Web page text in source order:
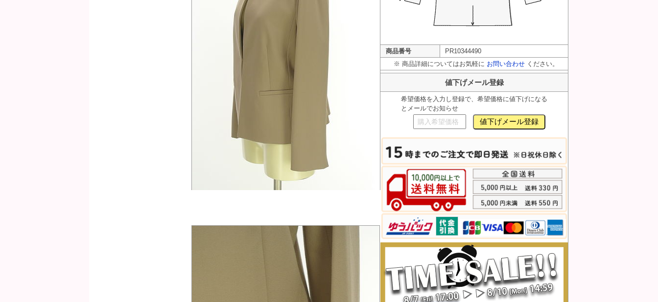
商品番号
PR10344490
※ 商品詳細についてはお気軽に お問い合わせ ください。
値下げメール登録
希望価格を入力し登録で、希望価格に値下げになる
とメールでお知らせ